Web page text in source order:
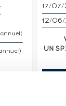
17/
12/
UN